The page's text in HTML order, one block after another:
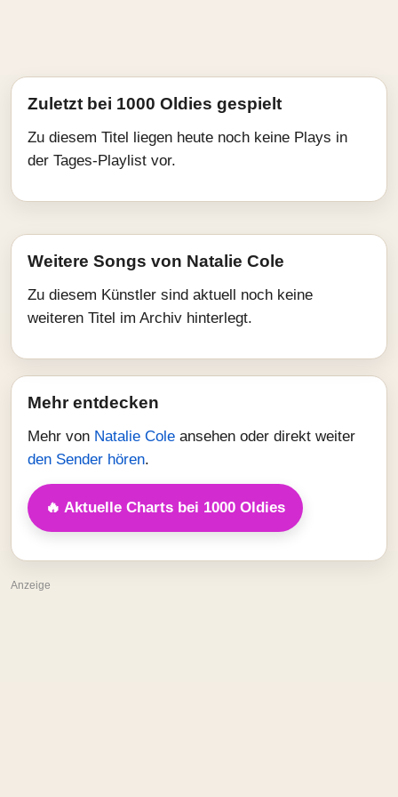
Zuletzt bei 1000 Oldies gespielt
Zu diesem Titel liegen heute noch keine Plays in
der Tages-Playlist vor.
Weitere Songs von Natalie Cole
Zu diesem Künstler sind aktuell noch keine
weiteren Titel im Archiv hinterlegt.
Mehr entdecken
Mehr von Natalie Cole ansehen oder direkt weiter
den Sender hören.
🔥 Aktuelle Charts bei 1000 Oldies
Anzeige